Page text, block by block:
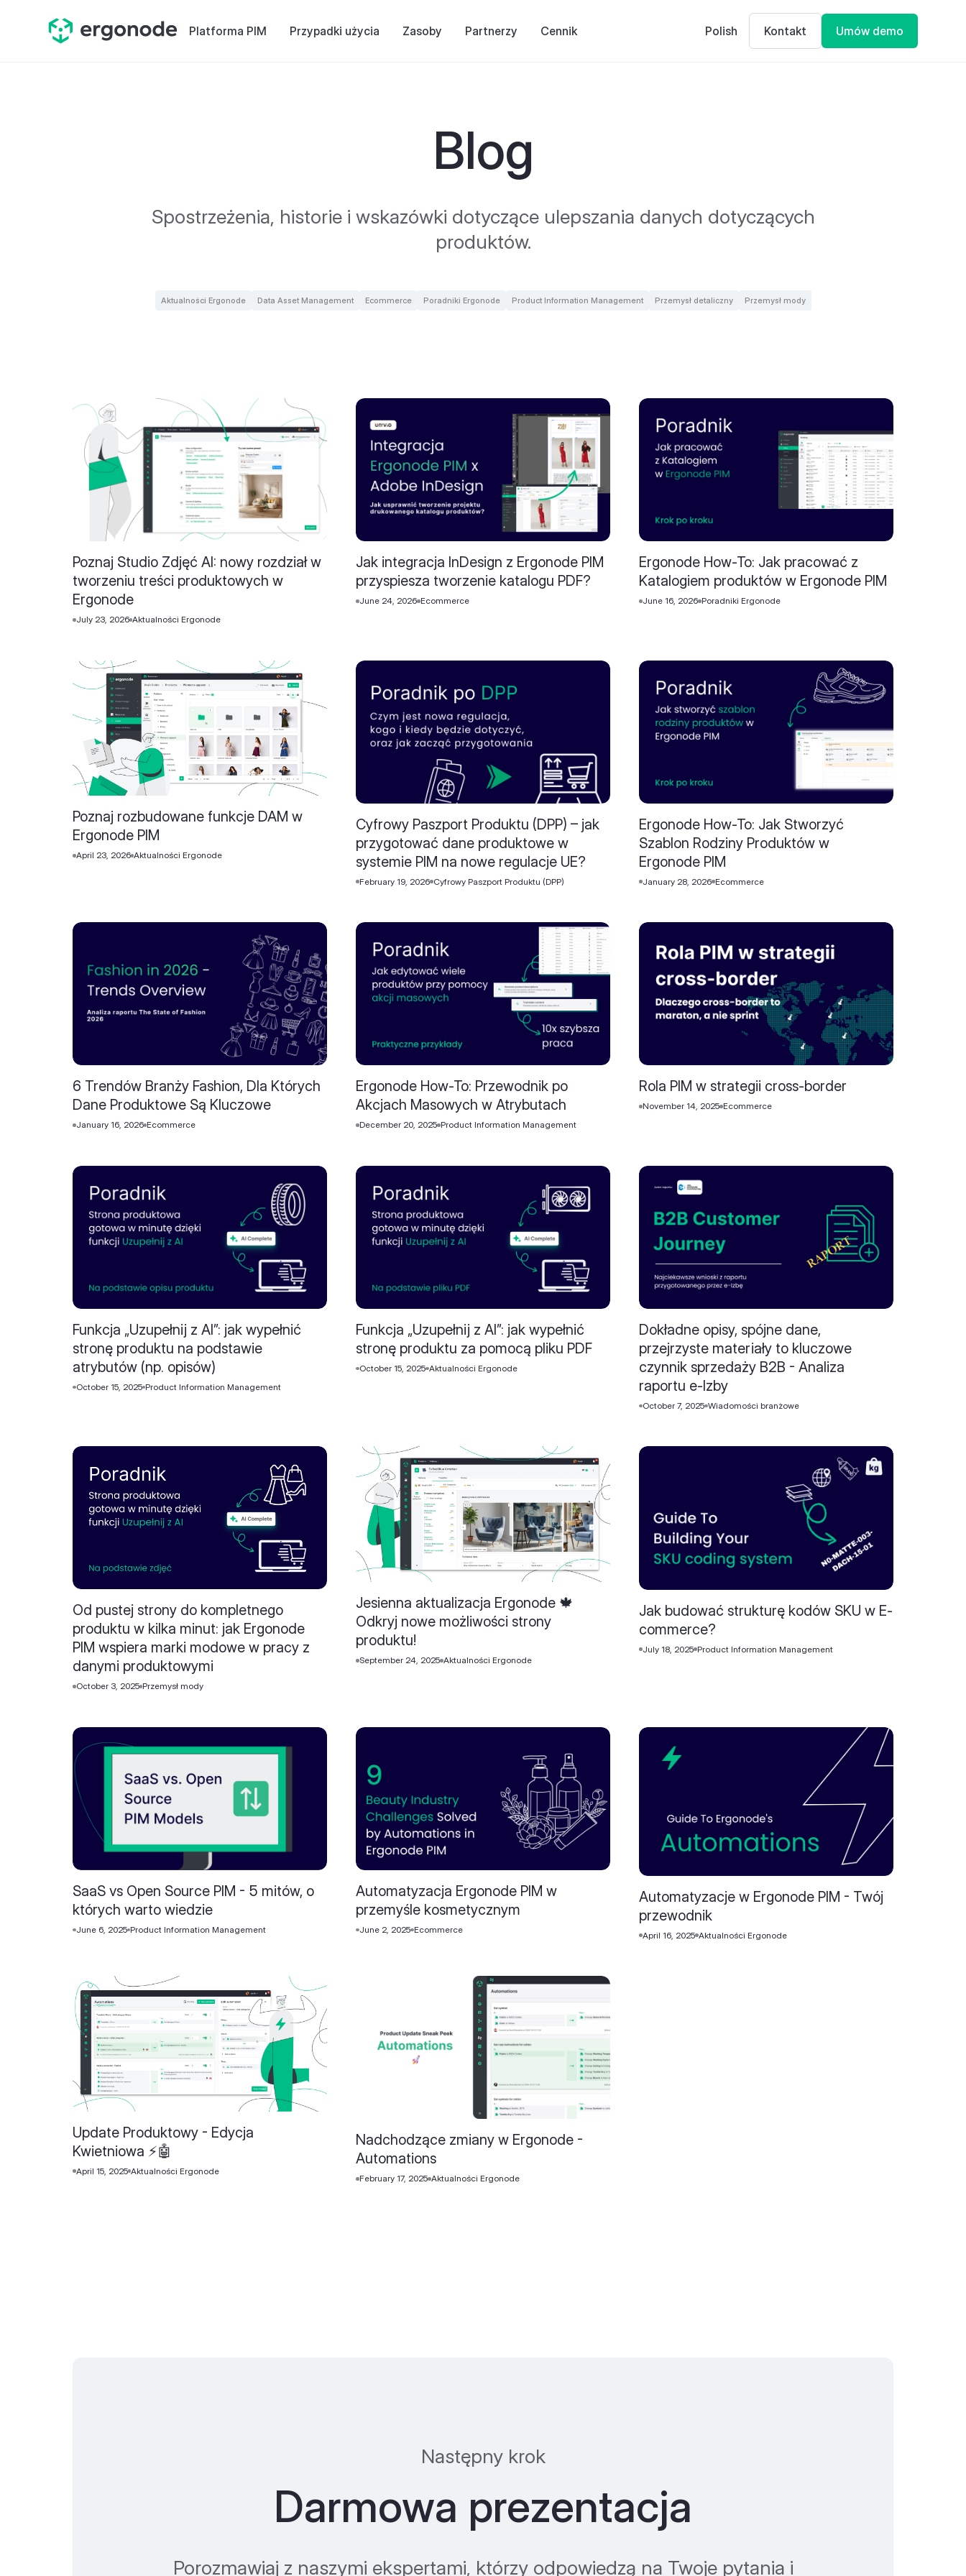
Platforma PIM Przypadki użycia Zasoby Partnerzy Cennik Polish Kontakt Umów demo
Blog
Spostrzeżenia, historie i wskazówki dotyczące ulepszania danych dotyczących
produktów.
Aktualności Ergonode Data Asset Management Ecommerce Poradniki Ergonode Product Information Management Przemysł detaliczny Przemysł mody
Poznaj Studio Zdjęć AI: nowy rozdział w
tworzeniu treści produktowych w
Ergonode
July 23, 2026 Aktualności Ergonode
Jak integracja InDesign z Ergonode PIM
przyspiesza tworzenie katalogu PDF?
June 24, 2026 Ecommerce
Ergonode How-To: Jak pracować z
Katalogiem produktów w Ergonode PIM
June 16, 2026 Poradniki Ergonode
Poznaj rozbudowane funkcje DAM w
Ergonode PIM
April 23, 2026 Aktualności Ergonode
Cyfrowy Paszport Produktu (DPP) – jak
przygotować dane produktowe w
systemie PIM na nowe regulacje UE?
February 19, 2026 Cyfrowy Paszport Produktu (DPP)
Ergonode How-To: Jak Stworzyć
Szablon Rodziny Produktów w
Ergonode PIM
January 28, 2026 Ecommerce
6 Trendów Branży Fashion, Dla Których
Dane Produktowe Są Kluczowe
January 16, 2026 Ecommerce
Ergonode How-To: Przewodnik po
Akcjach Masowych w Atrybutach
December 20, 2025 Product Information Management
Rola PIM w strategii cross-border
November 14, 2025 Ecommerce
Funkcja „Uzupełnij z AI”: jak wypełnić
stronę produktu na podstawie
atrybutów (np. opisów)
October 15, 2025 Product Information Management
Funkcja „Uzupełnij z AI”: jak wypełnić
stronę produktu za pomocą pliku PDF
October 15, 2025 Aktualności Ergonode
Dokładne opisy, spójne dane,
przejrzyste materiały to kluczowe
czynnik sprzedaży B2B - Analiza
raportu e-Izby
October 7, 2025 Wiadomości branżowe
Od pustej strony do kompletnego
produktu w kilka minut: jak Ergonode
PIM wspiera marki modowe w pracy z
danymi produktowymi
October 3, 2025 Przemysł mody
Jesienna aktualizacja Ergonode 🍁
Odkryj nowe możliwości strony
produktu!
September 24, 2025 Aktualności Ergonode
Jak budować strukturę kodów SKU w E-
commerce?
July 18, 2025 Product Information Management
SaaS vs Open Source PIM - 5 mitów, o
których warto wiedzie
June 6, 2025 Product Information Management
Automatyzacja Ergonode PIM w
przemyśle kosmetycznym
June 2, 2025 Ecommerce
Automatyzacje w Ergonode PIM - Twój
przewodnik
April 16, 2025 Aktualności Ergonode
Update Produktowy - Edycja
Kwietniowa ⚡️🤖
April 15, 2025 Aktualności Ergonode
Nadchodzące zmiany w Ergonode -
Automations
February 17, 2025 Aktualności Ergonode
Następny krok
Darmowa prezentacja
Porozmawiaj z naszymi ekspertami, którzy odpowiedzą na Twoje pytania i